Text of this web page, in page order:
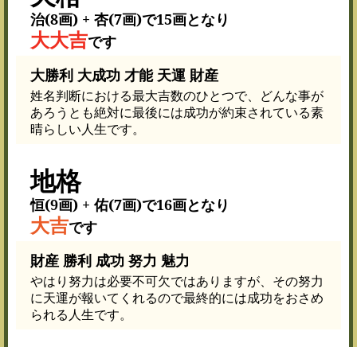
治(8画) + 杏(7画)で15画となり
大大吉です
大勝利 大成功 才能 天運 財産
姓名判断における最大吉数のひとつで、どんな事が
あろうとも絶対に最後には成功が約束されている素
晴らしい人生です。
地格
恒(9画) + 佑(7画)で16画となり
大吉です
財産 勝利 成功 努力 魅力
やはり努力は必要不可欠ではありますが、その努力
に天運が報いてくれるので最終的には成功をおさめ
られる人生です。